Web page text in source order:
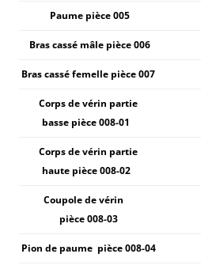
Paume pièce 005
Bras cassé mâle pièce 006
Bras cassé femelle pièce 007
Corps de vérin partie
basse pièce 008-01
Corps de vérin partie
haute pièce 008-02
Coupole de vérin
pièce 008-03
Pion de paume pièce 008-04